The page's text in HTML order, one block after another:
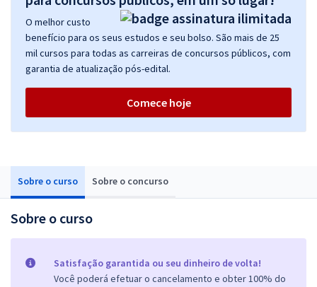
Sobre o curso Sobre o concurso
Sobre o curso
Satisfação garantida ou seu dinheiro de volta!
Você poderá efetuar o cancelamento e obter 100% do
O melhor custo
benefício para os seus estudos e seu bolso. São mais de 25
mil cursos para todas as carreiras de concursos públicos, com
garantia de atualização pós-edital.
Comece hoje